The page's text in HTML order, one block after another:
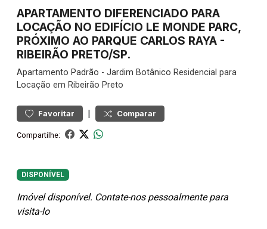
APARTAMENTO DIFERENCIADO PARA
LOCAÇÃO NO EDIFÍCIO LE MONDE PARC,
PRÓXIMO AO PARQUE CARLOS RAYA -
RIBEIRÃO PRETO/SP.
Apartamento Padrão - Jardim Botânico Residencial para
Locação em Ribeirão Preto
Favoritar | Comparar
Compartilhe:
DISPONÍVEL
Imóvel disponível. Contate-nos pessoalmente para
visita-lo